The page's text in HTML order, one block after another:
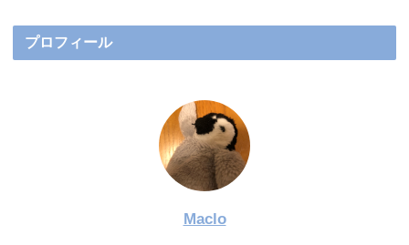
プロフィール
Maclo